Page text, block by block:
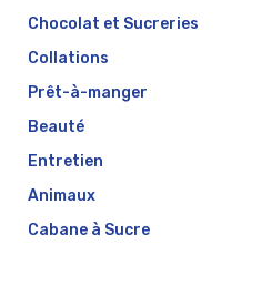
Chocolat et Sucreries
Collations
Prêt-à-manger
Beauté
Entretien
Animaux
Cabane à Sucre